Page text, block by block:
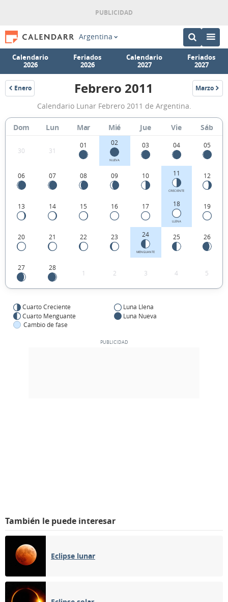
Argentina
Calendario
2026
Feriados
2026
Calendario
2027
Feriados
2027
Enero
2011
Calendario
Lunar
Febrero
2011
de
Argentina.
Febrero 2011 Marzo
2011
Calendario Lunar Febrero 2011 de Argentina.
Dom Lun Mar Mié Jue Vie Sáb
30 31
01 02
NUEVA
03 04 05
06 07 08 09 10 11
CRECIENTE
12
13 14 15 16 17 18
LLENA
19
20 21 22 23 24
MENGUANTE
25 26
27 28
1 2 3 4 5
Cuarto Creciente
Luna Llena
Cuarto Menguante
Luna Nueva
Cambio de fase
También le puede interesar
Eclipse lunar